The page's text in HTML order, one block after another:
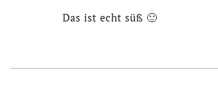
Das ist echt süß 🙂